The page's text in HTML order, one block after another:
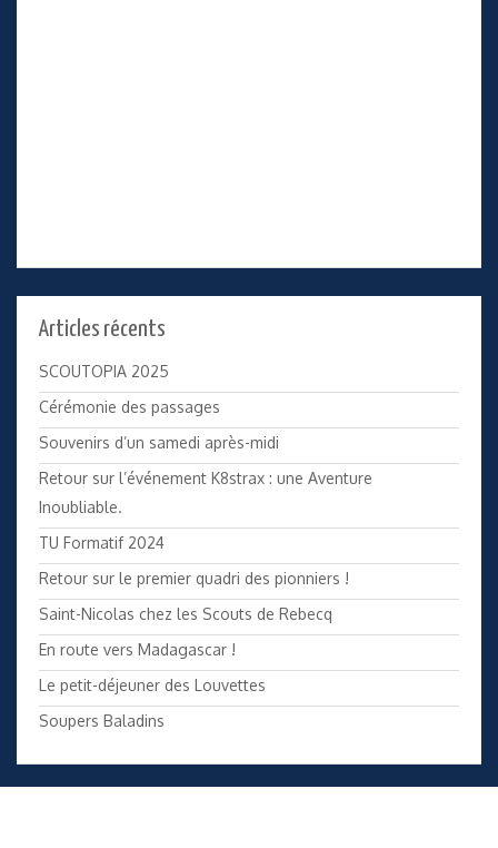
Articles récents
SCOUTOPIA 2025
Cérémonie des passages
Souvenirs d’un samedi après-midi
Retour sur l’événement K8strax : une Aventure
Inoubliable.
TU Formatif 2024
Retour sur le premier quadri des pionniers !
Saint-Nicolas chez les Scouts de Rebecq
En route vers Madagascar !
Le petit-déjeuner des Louvettes
Soupers Baladins